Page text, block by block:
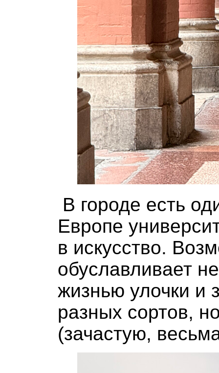
В городе есть
Европе
в искусство.
обуславливает
жизнью улочки и
разных сортов,
(зачастую,